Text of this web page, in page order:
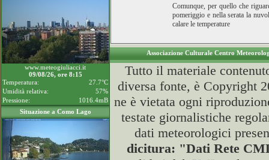
www.meteogiuliacci.it
09/08/26, ore 8:15
Temperatura:
27.7°C
Umidità relativa:
57%
Pressione:
1016.4mB
Situazione a Como Lago
Comunque, per quello che
pomeriggio e nella serata la
calare le temperature
Associazione Culturale Centro
Tutto il materiale
diversa fonte, è Copyright
ne è vietata ogni
testate giornalistiche
dati meteorologici
dicitura: "Dati Rete